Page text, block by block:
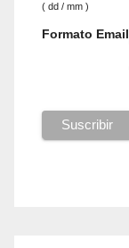
( dd / mm )
Formato Email